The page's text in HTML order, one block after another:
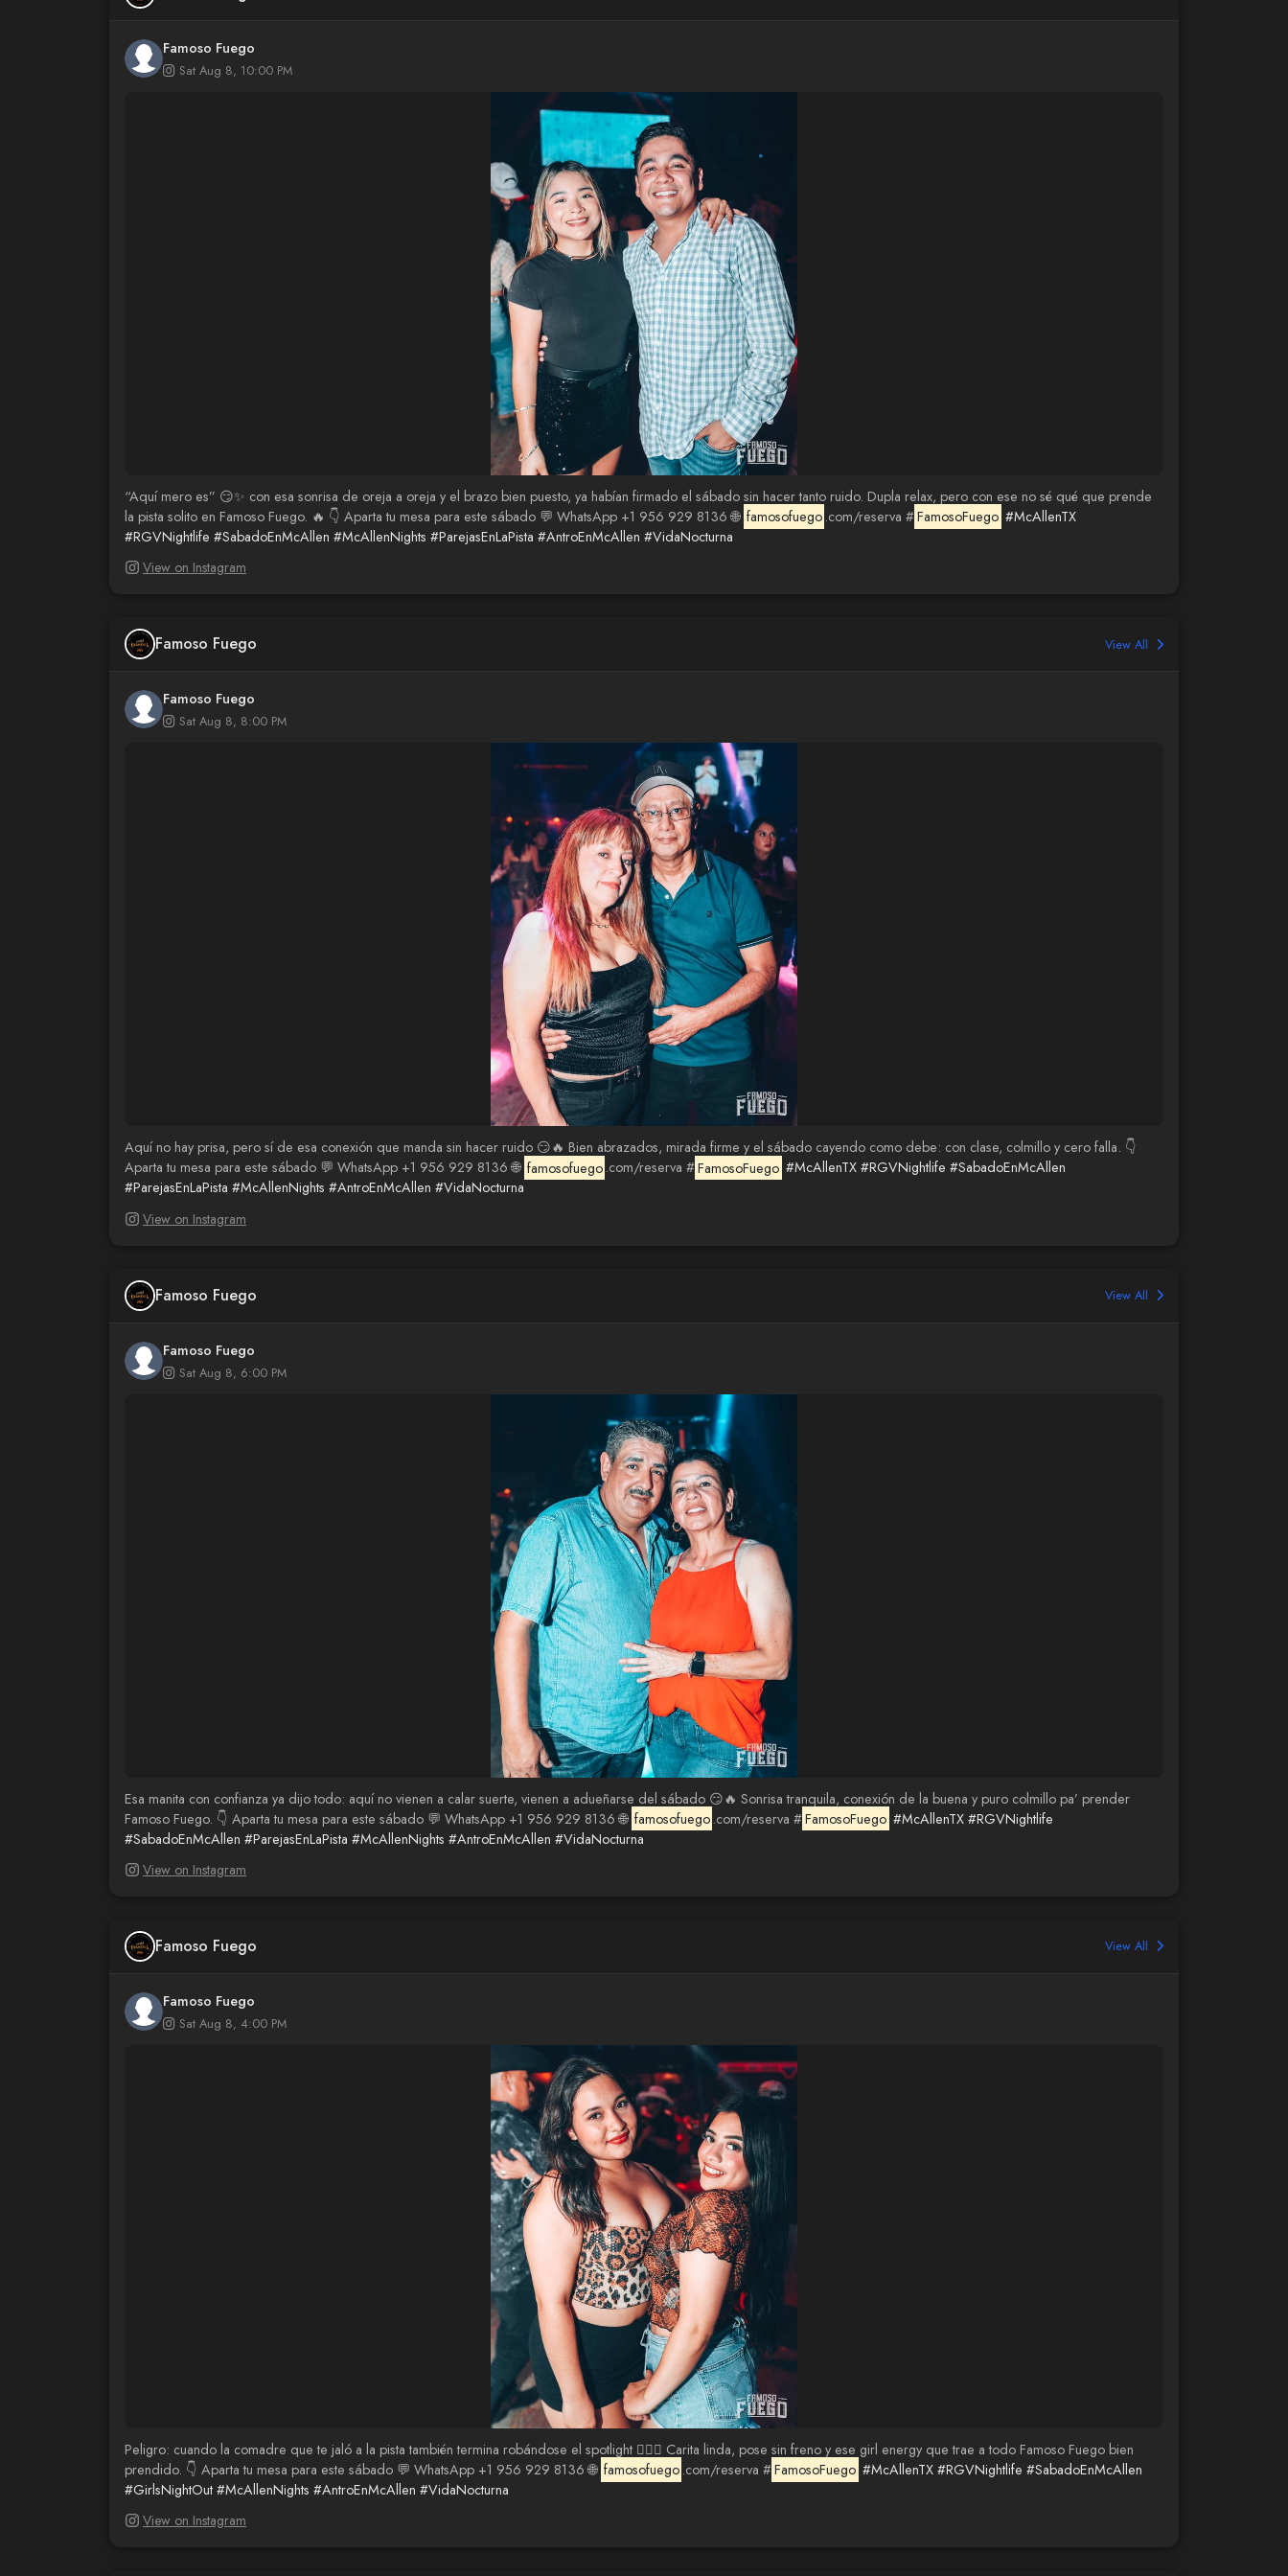
Famoso Fuego
Sat Aug 8, 10:00 PM
“Aquí mero es” 😏✨ con esa sonrisa de oreja a oreja y el brazo bien puesto, ya habían firmado el sábado sin hacer tanto ruido. Dupla relax, pero con ese no sé qué que prende
la pista solito en Famoso Fuego. 🔥 👇 Aparta tu mesa para este sábado 💬 WhatsApp +1 956 929 8136 🌐 famosofuego .com/reserva #FamosoFuego #McAllenTX
#RGVNightlife #SabadoEnMcAllen #McAllenNights #ParejasEnLaPista #AntroEnMcAllen #VidaNocturna
View on Instagram
Famoso Fuego View All
Famoso Fuego
Sat Aug 8, 8:00 PM
Aquí no hay prisa, pero sí de esa conexión que manda sin hacer ruido 😏🔥 Bien abrazados, mirada firme y el sábado cayendo como debe: con clase, colmillo y cero falla. 👇
Aparta tu mesa para este sábado 💬 WhatsApp +1 956 929 8136 🌐 famosofuego .com/reserva #FamosoFuego #McAllenTX #RGVNightlife #SabadoEnMcAllen
#ParejasEnLaPista #McAllenNights #AntroEnMcAllen #VidaNocturna
View on Instagram
Famoso Fuego View All
Famoso Fuego
Sat Aug 8, 6:00 PM
Esa manita con confianza ya dijo todo: aquí no vienen a calar suerte, vienen a adueñarse del sábado 😏🔥 Sonrisa tranquila, conexión de la buena y puro colmillo pa’ prender
Famoso Fuego. 👇 Aparta tu mesa para este sábado 💬 WhatsApp +1 956 929 8136 🌐 famosofuego .com/reserva #FamosoFuego #McAllenTX #RGVNightlife
#SabadoEnMcAllen #ParejasEnLaPista #McAllenNights #AntroEnMcAllen #VidaNocturna
View on Instagram
Famoso Fuego View All
Famoso Fuego
Sat Aug 8, 4:00 PM
Peligro: cuando la comadre que te jaló a la pista también termina robándose el spotlight 😮‍🔥✨ Carita linda, pose sin freno y ese girl energy que trae a todo Famoso Fuego bien
prendido. 👇 Aparta tu mesa para este sábado 💬 WhatsApp +1 956 929 8136 🌐 famosofuego .com/reserva #FamosoFuego #McAllenTX #RGVNightlife #SabadoEnMcAllen
#GirlsNightOut #McAllenNights #AntroEnMcAllen #VidaNocturna
View on Instagram